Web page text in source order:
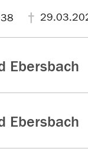
Ebersbach
Ebersbach